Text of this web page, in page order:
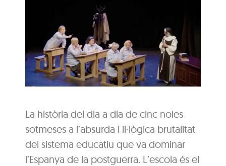
La història del dia a dia de cinc noies
sotmeses a l’absurda i il·lògica brutalitat
del sistema educatiu que va dominar
l’Espanya de la postguerra. L’escola és el